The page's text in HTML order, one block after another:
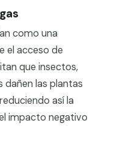
como una
el acceso de
que insectos,
dañen las plantas
así la
impacto negativo